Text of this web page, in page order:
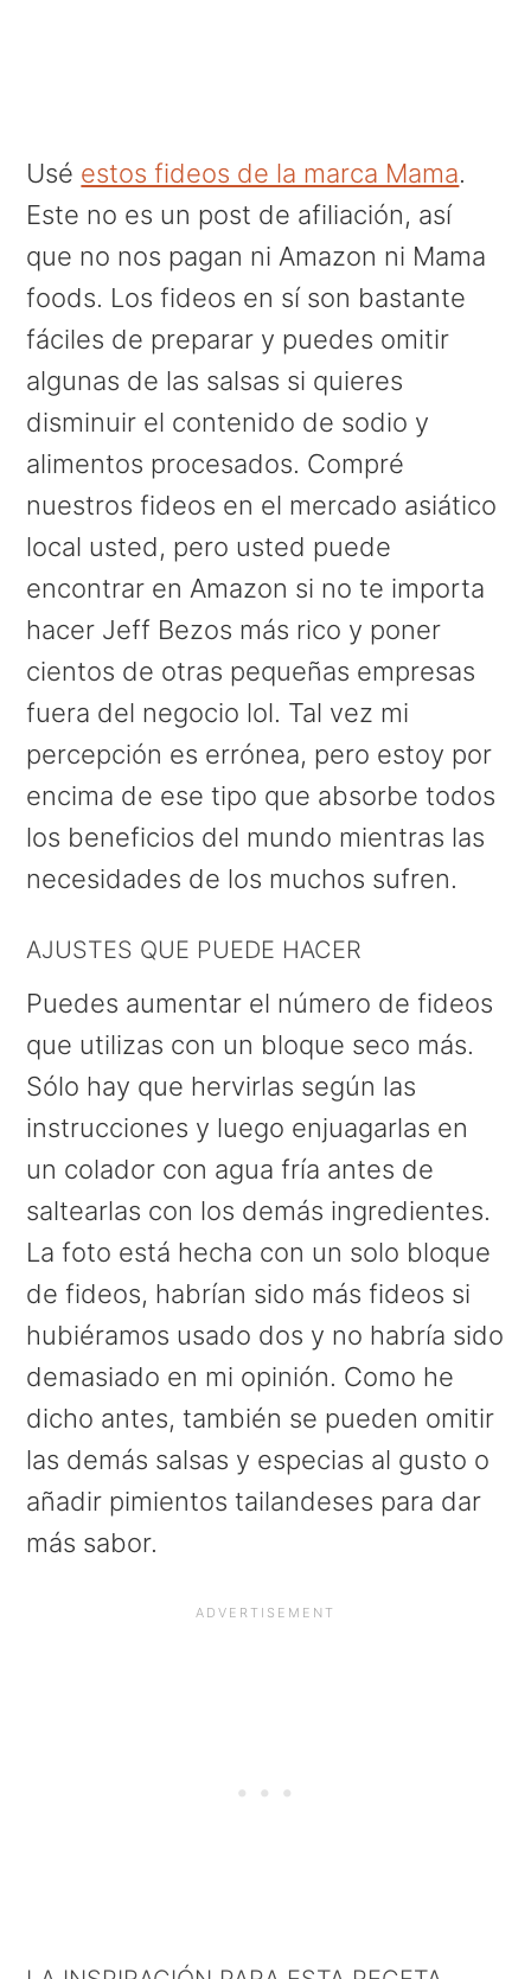
Usé estos fideos de la marca Mama.
Este no es un post de afiliación, así
que no nos pagan ni Amazon ni Mama
foods. Los fideos en sí son bastante
fáciles de preparar y puedes omitir
algunas de las salsas si quieres
disminuir el contenido de sodio y
alimentos procesados. Compré
nuestros fideos en el mercado asiático
local usted, pero usted puede
encontrar en Amazon si no te importa
hacer Jeff Bezos más rico y poner
cientos de otras pequeñas empresas
fuera del negocio lol. Tal vez mi
percepción es errónea, pero estoy por
encima de ese tipo que absorbe todos
los beneficios del mundo mientras las
necesidades de los muchos sufren.
AJUSTES QUE PUEDE HACER
Puedes aumentar el número de fideos
que utilizas con un bloque seco más.
Sólo hay que hervirlas según las
instrucciones y luego enjuagarlas en
un colador con agua fría antes de
saltearlas con los demás ingredientes.
La foto está hecha con un solo bloque
de fideos, habrían sido más fideos si
hubiéramos usado dos y no habría sido
demasiado en mi opinión. Como he
dicho antes, también se pueden omitir
las demás salsas y especias al gusto o
añadir pimientos tailandeses para dar
más sabor.